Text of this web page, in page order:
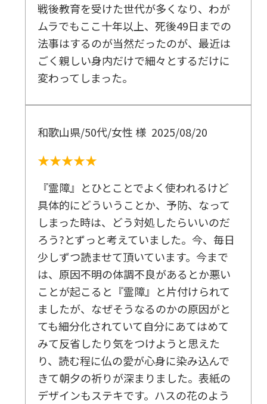
戦後教育を受けた世代が多くなり、わが
ムラでもここ十年以上、死後49日までの
法事はするのが当然だったのが、最近は
ごく親しい身内だけで細々とするだけに
変わってしまった。
和歌山県/50代/女性 様 2025/08/20
★★★★★
『霊障』とひとことでよく使われるけど
具体的にどういうことか、予防、なって
しまった時は、どう対処したらいいのだ
ろう?とずっと考えていました。今、毎日
少しずつ読ませて頂いています。今まで
は、原因不明の体調不良があるとか悪い
ことが起こると『霊障』と片付けられて
ましたが、なぜそうなるのかの原因がと
ても細分化されていて自分にあてはめて
みて反省したり気をつけようと思えた
り、読む程に仏の愛が心身に染み込んで
きて朝夕の祈りが深まりました。表紙の
デザインもステキです。ハスの花のよう